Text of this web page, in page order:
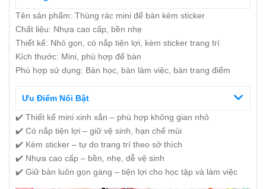
Tên sản phẩm: Thùng rác mini để bàn kèm sticker
Chất liệu: Nhựa cao cấp, bền nhẹ
Thiết kế: Nhỏ gọn, có nắp tiện lợi, kèm sticker trang trí
Kích thước: Mini, phù hợp để bàn
Phù hợp sử dụng: Bàn học, bàn làm việc, bàn trang điểm
Ưu Điểm Nổi Bật
✔️ Thiết kế mini xinh xắn – phù hợp không gian nhỏ
✔️ Có nắp tiện lợi – giữ vệ sinh, hạn chế mùi
✔️ Kèm sticker – tự do trang trí theo sở thích
✔️ Nhựa cao cấp – bền, nhẹ, dễ vệ sinh
✔️ Giữ bàn luôn gọn gàng – tiện lợi cho học tập và làm việc